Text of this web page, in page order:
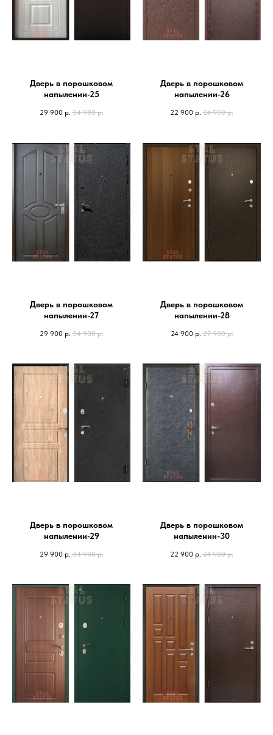
Дверь в порошковом
напылении-25
29 900 р. 34 900 р.
Дверь в порошковом
напылении-26
22 900 р. 24 900 р.
Дверь в порошковом
напылении-27
29 900 р. 34 900 р.
Дверь в порошковом
напылении-28
24 900 р. 27 900 р.
Дверь в порошковом
напылении-29
29 900 р. 34 900 р.
Дверь в порошковом
напылении-30
22 900 р. 24 900 р.